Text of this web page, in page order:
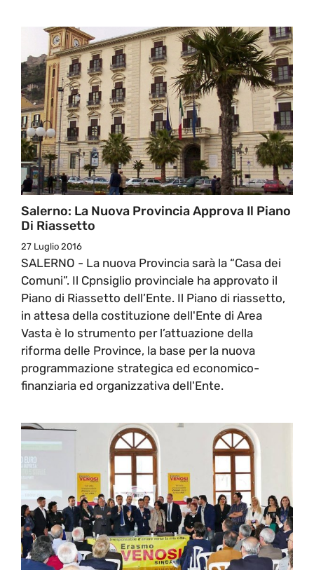
Salerno: La Nuova Provincia Approva Il Piano
Di Riassetto
27 Luglio 2016
SALERNO - La nuova Provincia sarà la “Casa dei
Comuni”. Il Cpnsiglio provinciale ha approvato il
Piano di Riassetto dell’Ente. Il Piano di riassetto,
in attesa della costituzione dell'Ente di Area
Vasta è lo strumento per l’attuazione della
riforma delle Province, la base per la nuova
programmazione strategica ed economico-
finanziaria ed organizzativa dell'Ente.